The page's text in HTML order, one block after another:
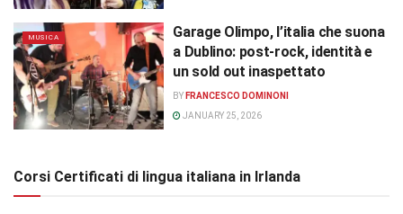
MUSICA
Garage Olimpo, l’italia che suona
a Dublino: post-rock, identità e
un sold out inaspettato
BY FRANCESCO DOMINONI
JANUARY 25, 2026
Corsi Certificati di lingua italiana in Irlanda